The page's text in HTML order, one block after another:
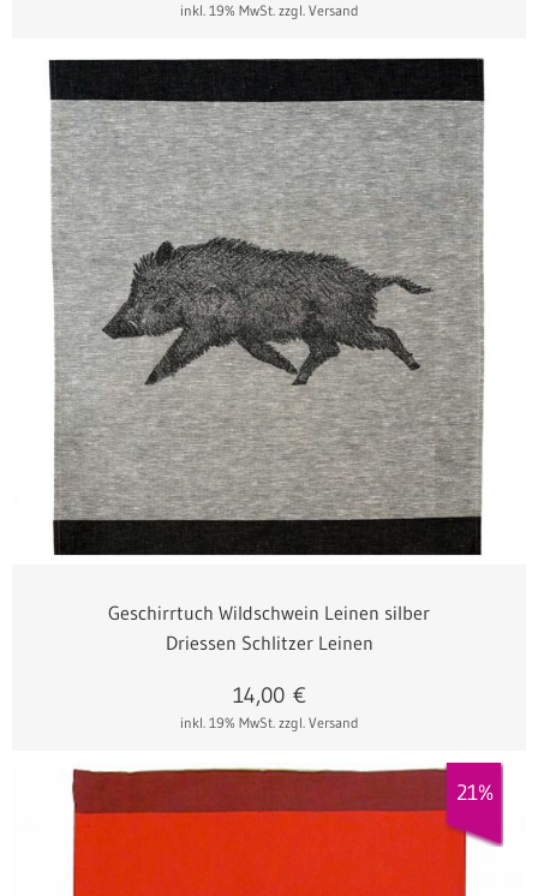
inkl. 19% MwSt. zzgl. Versand
Geschirrtuch Wildschwein Leinen silber
Driessen Schlitzer Leinen
inkl. 19% MwSt. zzgl. Versand
14,00€
21%